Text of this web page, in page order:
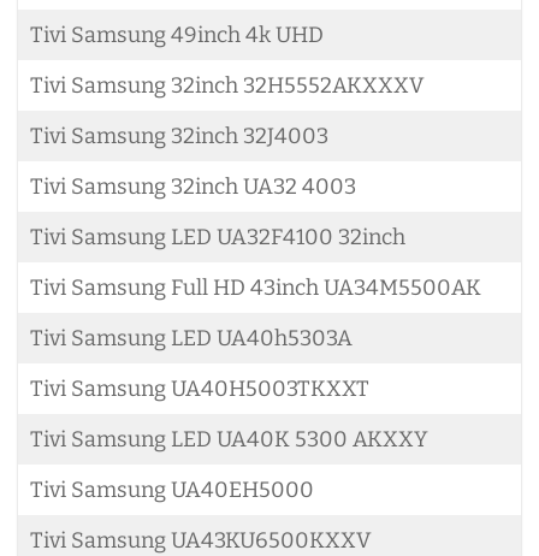
Tivi Samsung 49inch 4k UHD
Tivi Samsung 32inch 32H5552AKXXXV
Tivi Samsung 32inch 32J4003
Tivi Samsung 32inch UA32 4003
Tivi Samsung LED UA32F4100 32inch
Tivi Samsung Full HD 43inch UA34M5500AK
Tivi Samsung LED UA40h5303A
Tivi Samsung UA40H5003TKXXT
Tivi Samsung LED UA40K 5300 AKXXY
Tivi Samsung UA40EH5000
Tivi Samsung UA43KU6500KXXV